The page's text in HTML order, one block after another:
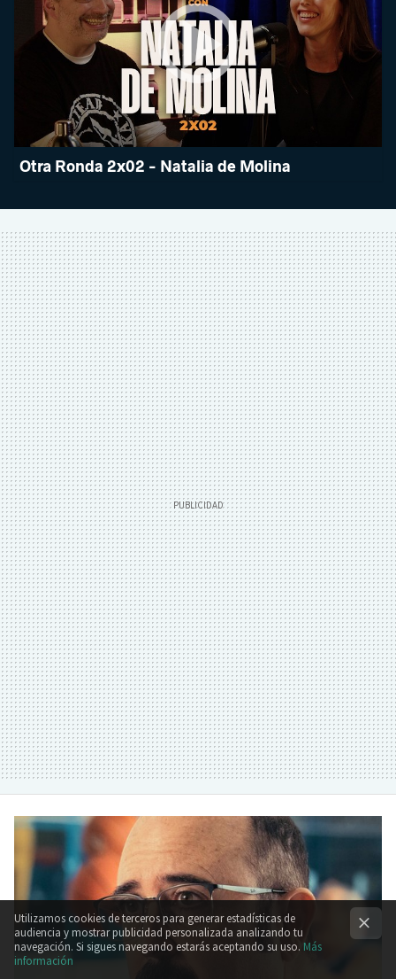
Otra Ronda 2x02 - Natalia de Molina
Utilizamos cookies de terceros para generar estadísticas de
audiencia y mostrar publicidad personalizada analizando tu
navegación. Si sigues navegando estarás aceptando su uso. Más
información